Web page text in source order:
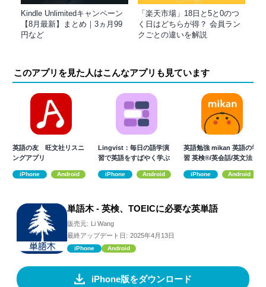
Kindle Unlimitedキャンペーン
【8月最新】まとめ｜3ヵ月99
円など
「楽天市場」18日と5と0のつ
く日はどちらが得？ 会員ラン
クごとの違いを解説
このアプリを見た人はこんなアプリも見ています
英語の友 旺文社リスニ
ングアプリ
iPhone Android
Lingvist：毎日の語学演
習で英語をすばやく学ぶ
iPhone Android
英語勉強 mikan 英語の学
習 英検®/英会話/英文法
iPhone Android
単語木 - 英検、TOEICに必要な英単語
販売元: Li Wang
最終アップデート日: 2025年4月13日
iPhone Android
iPhone版をダウンロード